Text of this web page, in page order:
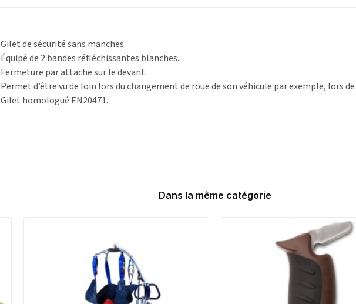
Gilet de sécurité sans manches.
Équipé de 2 bandes réfléchissantes blanches.
Fermeture par attache sur le devant.
Permet d’être vu de loin lors du changement de roue de son véhicule par exemple, lors
Gilet homologué EN20471.
Dans la même catégorie